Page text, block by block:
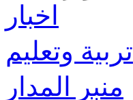
اخبار
تربية وتعليم
منبر المدار